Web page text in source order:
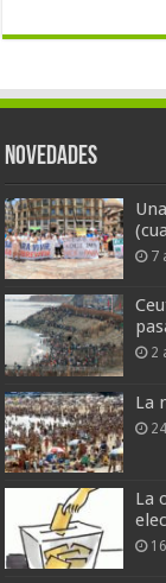
Novedades
7
2
La
La